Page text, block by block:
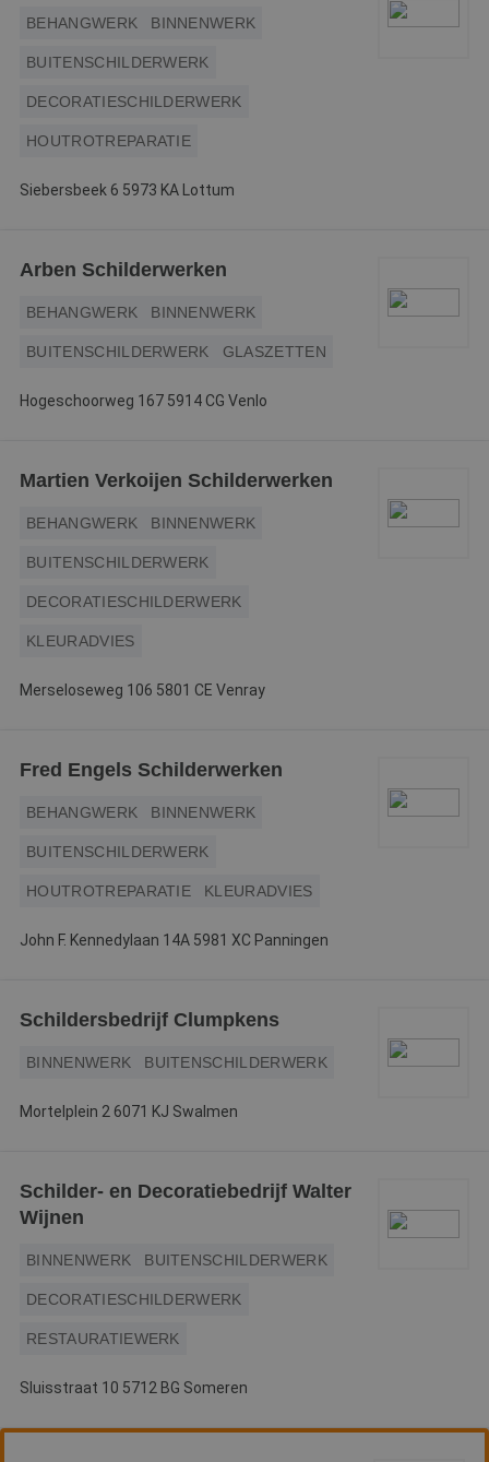
BEHANGWERK BINNENWERK
BUITENSCHILDERWERK
DECORATIESCHILDERWERK
HOUTROTREPARATIE
Siebersbeek 6 5973 KA Lottum
Arben Schilderwerken
BEHANGWERK BINNENWERK
BUITENSCHILDERWERK GLASZETTEN
Hogeschoorweg 167 5914 CG Venlo
Martien Verkoijen Schilderwerken
BEHANGWERK BINNENWERK
BUITENSCHILDERWERK
DECORATIESCHILDERWERK
KLEURADVIES
Merseloseweg 106 5801 CE Venray
Fred Engels Schilderwerken
BEHANGWERK BINNENWERK
BUITENSCHILDERWERK
HOUTROTREPARATIE KLEURADVIES
John F. Kennedylaan 14A 5981 XC Panningen
Schildersbedrijf Clumpkens
BINNENWERK BUITENSCHILDERWERK
Mortelplein 2 6071 KJ Swalmen
Schilder- en Decoratiebedrijf Walter
Wijnen
BINNENWERK BUITENSCHILDERWERK
DECORATIESCHILDERWERK
RESTAURATIEWERK
Sluisstraat 10 5712 BG Someren